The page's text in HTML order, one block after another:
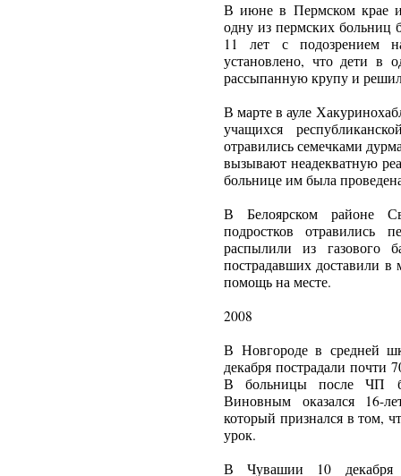
В июне в Пермском крае
одну из пермских больниц
11 лет с подозрением
установлено, что дети в
рассыпанную крупу и
В марте в ауле
учащихся
отравились семечками
вызывают неадекватную
больнице им была
В Белоярском районе
подростков отравились
распылили из газового
пострадавших доставили
помощь на месте.
2008
В Новгороде в средней
декабря пострадали почти
В больницы после ЧП
Виновным оказался 16-
который признался в том,
урок.
В Чувашии 10